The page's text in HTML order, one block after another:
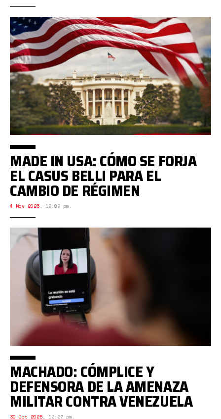
MADE IN USA: CÓMO SE FORJA
EL CASUS BELLI PARA EL
CAMBIO DE RÉGIMEN
4 Nov 2025, 12:09 pm.
MACHADO: CÓMPLICE Y
DEFENSORA DE LA AMENAZA
MILITAR CONTRA VENEZUELA
30 Oct 2025, 12:27 pm.